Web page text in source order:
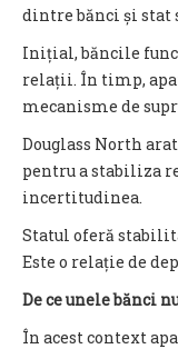
dintre bănci și stat
Inițial, băncile
relații. În timp,
mecanisme de
Douglass North
pentru a stabiliza
incertitudinea.
Statul oferă
Este o relație de
De ce unele bănci
În acest context